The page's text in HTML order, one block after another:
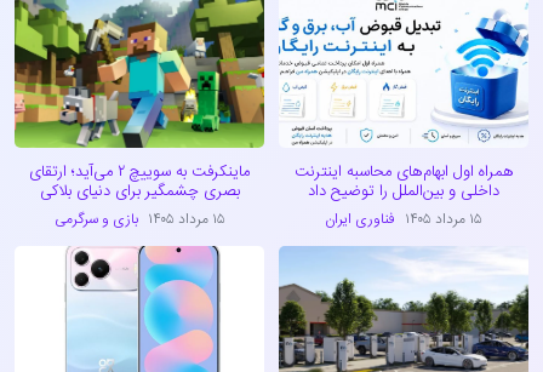
همراه اول ابهام‌های محاسبه اینترنت
داخلی و بین‌الملل را توضیح داد
۱۵ مرداد ۱۴۰۵ فناوری ایران
ماینکرفت به سوییچ ۲ می‌آید؛ ارتقای
بصری چشمگیر برای دنیای بلاکی
۱۵ مرداد ۱۴۰۵ بازی و سرگرمی